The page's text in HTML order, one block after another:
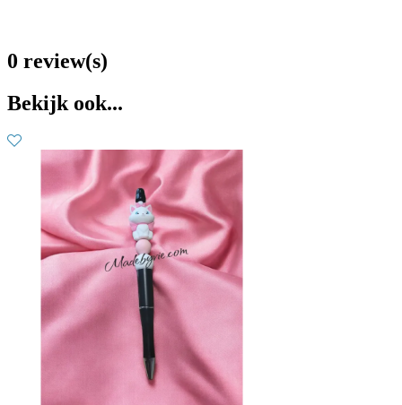
0 review(s)
Bekijk ook...